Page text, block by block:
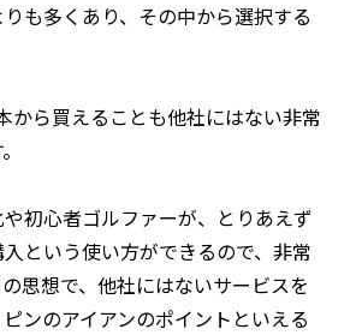
も多くあり、その中から選択する
から買えることも他社にはない非常
初心者ゴルファーが、とりあえず
という使い方ができるので、非常
思想で、他社にはないサービスを
ンのアイアンのポイントといえる